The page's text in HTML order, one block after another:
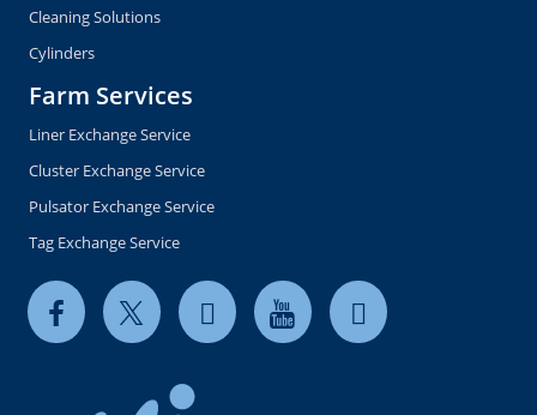
Cleaning Solutions
Cylinders
Farm Services
Liner Exchange Service
Cluster Exchange Service
Pulsator Exchange Service
Tag Exchange Service